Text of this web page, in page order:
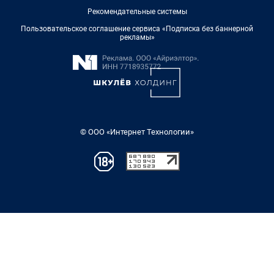
Рекомендательные системы
Пользовательское соглашение сервиса «Подписка без баннерной
рекламы»
© ООО «Интернет Технологии»